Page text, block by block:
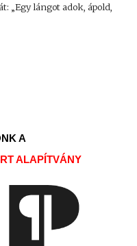
„Egy lángot adok, ápold,
A
ALAPÍTVÁNY